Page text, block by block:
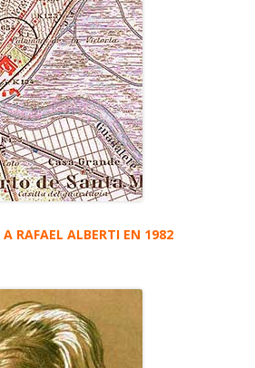
A RAFAEL ALBERTI EN 1982